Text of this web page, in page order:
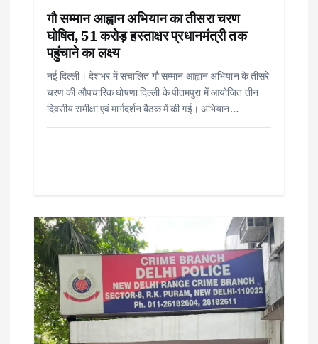
गौ सम्मान आह्वान अभियान का तीसरा चरण
घोषित, 51 करोड़ हस्ताक्षर प्रधानमंत्री तक
पहुंचाने का लक्ष्य
नई दिल्ली। देशभर में संचालित गौ सम्मान आह्वान अभियान के तीसरे
चरण की औपचारिक घोषणा दिल्ली के पीतमपुरा में आयोजित तीन
दिवसीय समीक्षा एवं मार्गदर्शन बैठक में की गई। अभियान…